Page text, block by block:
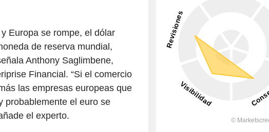
Europa se rompe, el dólar
de reserva mundial,
Anthony Saglimbene,
Financial. “Si el comercio
las empresas europeas que
probablemente el euro se
el experto.